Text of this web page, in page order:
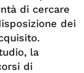
di cercare
dei
la
di